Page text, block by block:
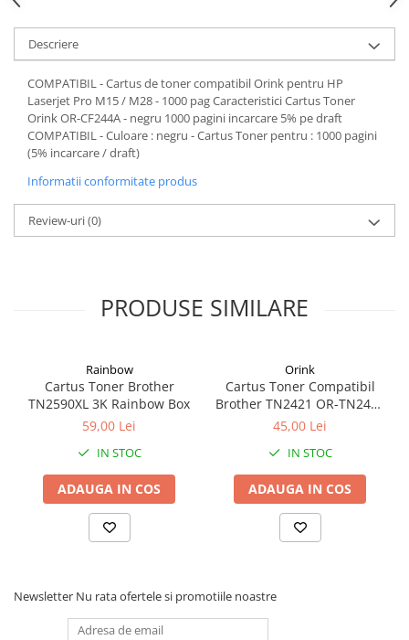
Linere
Penițe
Organizare și Arhivare
Bibliorafturi
Dosare
Folii Protecție
Cutii Arhivare
Alonje
Clipboard-uri
Accesorii pentru Arhivare
Sfoară
Ghiozdane / Genți
Instrumente de Scris și Desen
Accesorii pentru Pictură
Coperți Caiete / Cărți
Descriere
COMPATIBIL - Cartus de toner compatibil Orink pentru HP
Laserjet Pro M15 / M28 - 1000 pag Caracteristici Cartus Toner
Orink OR-CF244A - negru 1000 pagini incarcare 5% pe draft
COMPATIBIL - Culoare : negru - Cartus Toner pentru : 1000 pagini
(5% incarcare / draft)
Informatii conformitate produs
Review-uri(0)
PRODUSE SIMILARE
Rainbow
Cartus Toner Brother
TN2590XL 3K Rainbow Box
59,00 Lei
IN STOC
ADAUGA IN COS
Orink
Cartus Toner Compatibil
Brother TN2421 OR-TN2421
Orink Black
45,00 Lei
IN STOC
ADAUGA IN COS
Newsletter Nu rata ofertele si promotiile noastre